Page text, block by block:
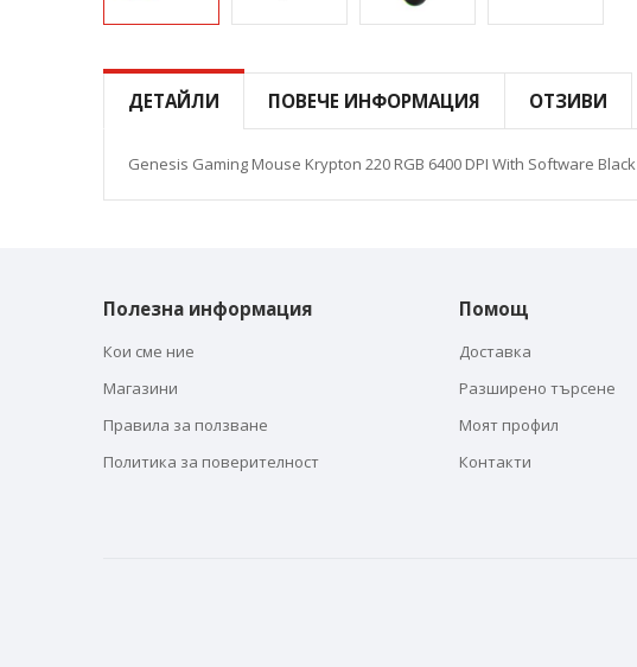
към
началото
ДЕТАЙЛИ ПОВЕЧЕ ИНФОРМАЦИЯ ОТЗИВИ
Genesis Gaming Mouse Krypton 220 RGB 6400 DPI With Software Black
Полезна информация
Кои сме ние
Магазини
Правила за ползване
Политика за поверителност
Помощ
Доставка
Разширено търсене
Моят профил
Контакти